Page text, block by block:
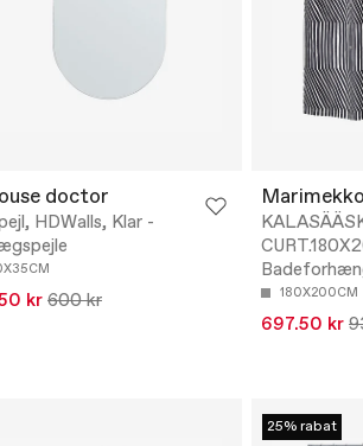
doctor
HDWalls, Klar -
kr 600 kr 180X200CM
697.50 kr
25% rabat